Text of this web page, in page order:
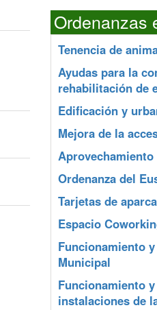
Ordenanzas
Tenencia de
Ayudas para la
rehabilitación de
Edificación y
Mejora de la
Ordenanza del
Tarjetas de
Espacio
Funcionamiento
Municipal
Funcionamiento
instalaciones de